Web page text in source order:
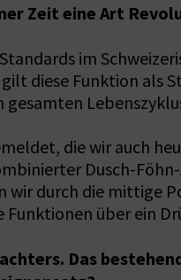
Zeit eine Art
im
diese Funktion als
die wir auch
Dusch-
durch die mittige
über ein
Das